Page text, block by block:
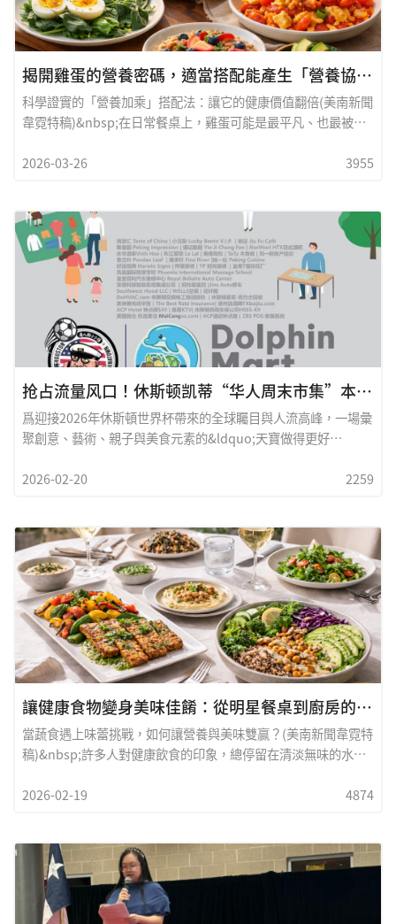
揭開雞蛋的營養密碼，適當搭配能產生「營養協同作用」
科學證實的「營養加乘」搭配法：讓它的健康價值翻倍(美南新聞
韋霓特稿)&nbsp;在日常餐桌上，雞蛋可能是最平凡、也最被低
這顆小小的食材幾乎無所不在。然而，現代營養學研究顯示，雞
素。換句話說，一顆雞蛋不只是食物，更像是一個「營養平
台」，能與其他食材相互作用，提升健康效益。雞蛋：天然的營
養密度食物
2026-03-26 3955
抢占流量风口！休斯顿凯蒂“华人周末市集”本周末启动
爲迎接2026年休斯頓世界杯帶來的全球矚目與人流高峰，一場彙
聚創意、藝術、親子與美食元素的&ldquo;天寶做得更好
一&mdash;&mdash;休斯頓凱蒂（Katy）拉開帷幕。本次活動
示舞台。活動將于2026年2月21日（周六）至22日（周日）在凱
蒂地區火熱開市。 爲回饋廣大支持者，主辦方特別推出&ldquo;
小強粉絲福利&rdquo;，面向優質商戶開放9個免費攤位，邀請
有創意、有才華的你一同參與，共同打造一站式創意市集。活動
亮點紛呈，搶占社區流量高地此次市集選址于凱蒂核心地帶的天
寶超市戶外停車場（地址：1525 S MASON RD, KATY, TX,
77450），周邊環繞全美頂尖精英家庭社區，消費潛力巨大。爲
營造濃厚的文化氛圍，市集將在2月21日（周六）下午5:00特邀
專業舞獅團隊進行巡場助興，爲現場增添喜慶與活力，吸引更多
2026-02-20 2259
讓健康食物變身美味佳餚：從明星餐桌到廚房的美味革命
當蔬食遇上味蕾挑戰，如何讓營養與美味雙贏？(美南新聞韋霓特
稿)&nbsp;許多人對健康飲食的印象，總停留在清淡無味的水煮
上半途而廢，認為美味與營養無法兼得。但事實真是如此嗎？從
2019年發表於《預防醫學》期刊的研究顯示，當餐廳將健康蔬菜
料理的標籤從「營養豐富」改為「香橙釉面紅蘿蔔」等強調風味
的描述時，食用蔬菜的人數竟增加了百分之二十九。這項研究證
明，改變我們對健康食物的思維方式，就能徹底翻轉飲食體驗。
2026-02-19 4874